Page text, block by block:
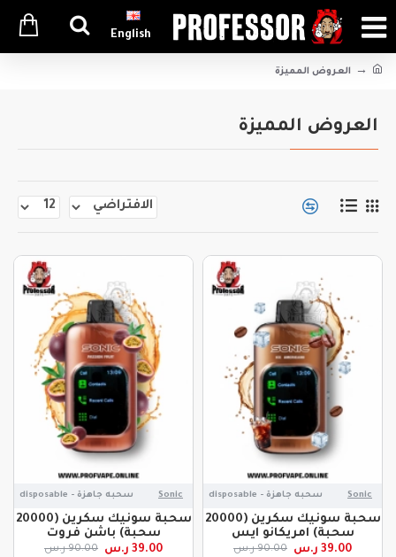
English
العروض المميزة
العروض المميزة
Sonic سحبه جاهزة - disposable
سحبة سونيك سكرين (20000
سحبة) امريكانو ايس
39.00 ر.س 90.00 ر.س
Sonic سحبه جاهزة - disposable
سحبة سونيك سكرين (20000
سحبة) باشن فروت
39.00 ر.س 90.00 ر.س